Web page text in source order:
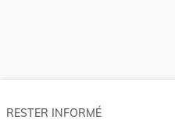
RESTER INFORMÉ